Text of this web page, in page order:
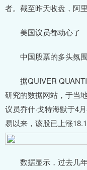
者。截至昨天收盘，阿
美国议员都动心了
中国股票的多头氛围
据QUIVER
研究的数据网站，于当
议员乔什·戈特海默于4
易以来，该股已上涨
数据显示，过去几年